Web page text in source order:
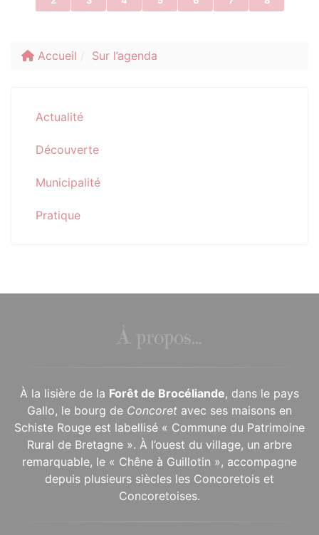
Accueil Sur l’agenda
Actualité
Découverte
Municipalité
Pratique
À propos...
À la lisière de la Forêt de Brocéliande, dans le pays
Gallo, le bourg de Concoret avec ses maisons en
Schiste Rouge est labellisé « Commune du Patrimoine
Rural de Bretagne ». À l’ouest du village, un arbre
remarquable, le « Chêne à Guillotin », accompagne
depuis plusieurs siècles les Concoretois et
Concoretoises.